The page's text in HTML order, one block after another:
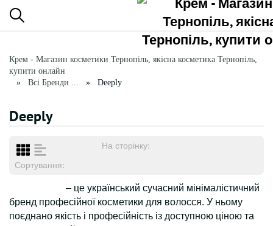
Крем - Магазин косметики Тернопіль, якісна косметика Тернопіль,
купити онлайн
Всі Бренди ...
Deeply
Deeply
На сторінку:
Сортування:
– це український сучасний мінімалістичний
бренд професійної косметики для волосся. У ньому
поєднано якість і професійність із доступною ціною та